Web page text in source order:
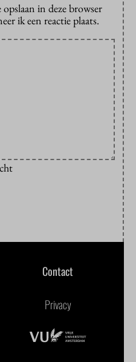
in deze browser
ik een reactie plaats.
Contact
Privacy